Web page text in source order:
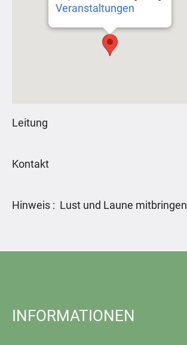
Veranstaltungen
Leitung
Kontakt
Hinweis : Lust und Laune mitbringen
INFORMATIONEN